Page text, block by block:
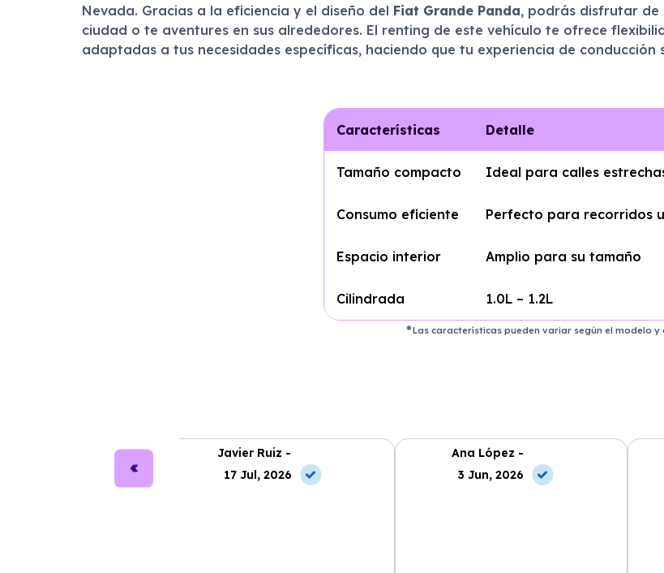
Nevada. Gracias a la eficiencia y el diseño del Fiat Grande Panda, podrás disfrutar de
ciudad o te aventures en sus alrededores. El renting de este vehículo te ofrece
adaptadas a tus necesidades específicas, haciendo que tu experiencia de conducción
Características Detalle
Tamaño compacto Ideal para calles
Consumo eficiente Perfecto para recorridos
Espacio interior Amplio para su tamaño
Cilindrada 1.0L – 1.2L
Las características pueden variar según el modelo y
Javier Ruiz -
17 Jul, 2026
Ana López -
3 Jun, 2026